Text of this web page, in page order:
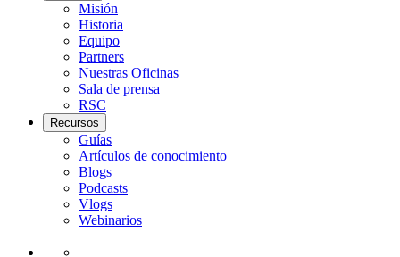
Misión
Historia
Equipo
Partners
Nuestras Oficinas
Sala de prensa
RSC
Recursos
Guías
Artículos de conocimiento
Blogs
Podcasts
Vlogs
Webinarios